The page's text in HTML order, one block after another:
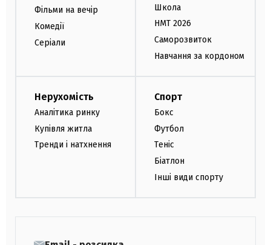
Фільми на вечір
Комедії
Серіали
Школа
НМТ 2026
Саморозвиток
Навчання за кордоном
Нерухомість
Аналітика ринку
Купівля житла
Тренди і натхнення
Спорт
Бокс
Футбол
Теніс
Біатлон
Інші види спорту